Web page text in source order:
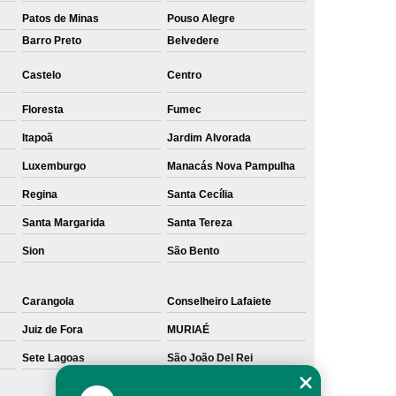
Patos de Minas
Pouso Alegre
Barro Preto Belvedere
Castelo Centro
Floresta Fumec
Itapoã Jardim Alvorada
Luxemburgo Manacás Nova Pampulha
Regina Santa Cecília
Santa Margarida Santa Tereza
Sion São Bento
Carangola Conselheiro Lafaiete
Juiz de Fora MURIAÉ
Sete Lagoas São João Del Rei